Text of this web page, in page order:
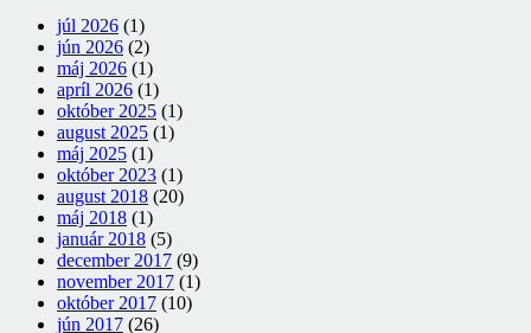
júl 2026 (1)
jún 2026 (2)
máj 2026 (1)
apríl 2026 (1)
október 2025 (1)
august 2025 (1)
máj 2025 (1)
október 2023 (1)
august 2018 (20)
máj 2018 (1)
január 2018 (5)
december 2017 (9)
november 2017 (1)
október 2017 (10)
jún 2017 (26)